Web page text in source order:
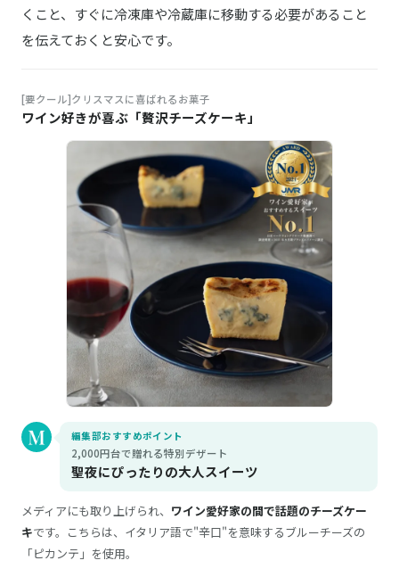
くこと、すぐに冷凍庫や冷蔵庫に移動する必要があること
を伝えておくと安心です。
[要クール]クリスマスに喜ばれるお菓子
ワイン好きが喜ぶ「贅沢チーズケーキ」
編集部おすすめポイント
2,000円台で贈れる特別デザート
聖夜にぴったりの大人スイーツ
メディアにも取り上げられ、 ワイン愛好家の間で話題のチーズケー
キです。こちらは、イタリア語で"辛口"を意味するブルーチーズの
「ピカンテ」を使用。